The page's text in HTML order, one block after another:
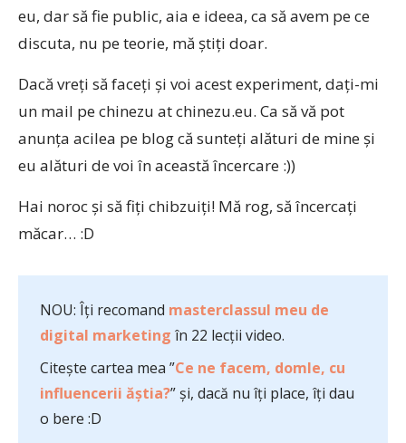
eu, dar să fie public, aia e ideea, ca să avem pe ce
discuta, nu pe teorie, mă ştiţi doar.
Dacă vreţi să faceţi şi voi acest experiment, daţi-mi
un mail pe chinezu at chinezu.eu. Ca să vă pot
anunţa acilea pe blog că sunteţi alături de mine şi
eu alături de voi în această încercare :))
Hai noroc şi să fiţi chibzuiţi! Mă rog, să încercaţi
măcar… :D
NOU: Îți recomand masterclassul meu de
digital marketing în 22 lecții video.
Citește cartea mea ”Ce ne facem, domle, cu
influencerii ăștia?” și, dacă nu îți place, îți dau
o bere :D